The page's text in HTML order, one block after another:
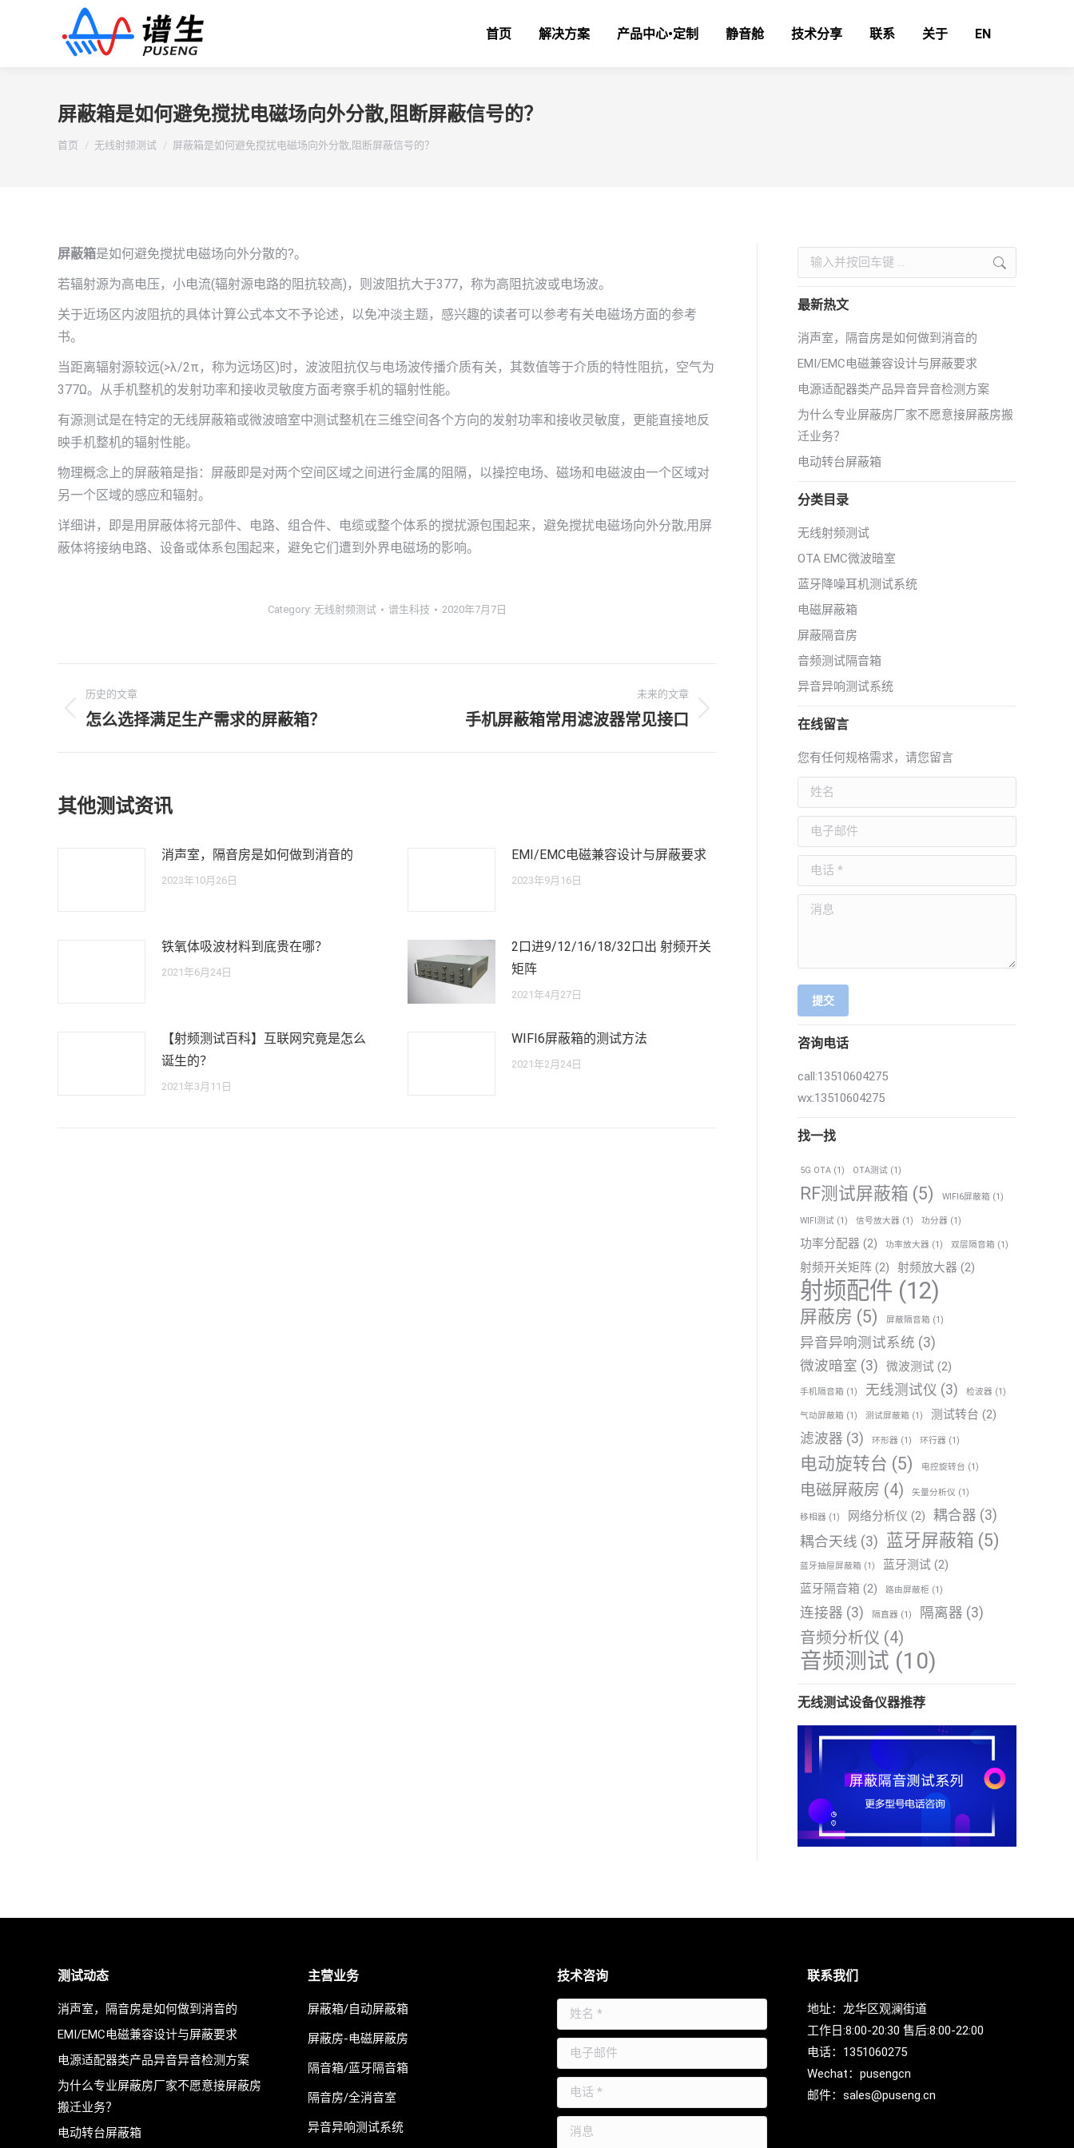
首页 解决方案 产品中心•定制 静音舱 技术分享 联系 关于 EN
屏蔽箱是如何避免搅扰电磁场向外分散,阻断屏蔽信号的？
您在这里：
首页 无线射频测试 屏蔽箱是如何避免搅扰电磁场向外分散,阻断屏蔽信号的？
屏蔽箱是如何避免搅扰电磁场向外分散的?。
若辐射源为高电压，小电流(辐射源电路的阻抗较高)，则波阻抗大于377，称为高阻抗波或电场波。
关于近场区内波阻抗的具体计算公式本文不予论述，以免冲淡主题，感兴趣的读者可以参考有关电磁场方面的参考
书。
当距离辐射源较远(>λ/2π，称为远场区)时，波波阻抗仅与电场波传播介质有关，其数值等于介质的特性阻抗，空气为
377Ω。从手机整机的发射功率和接收灵敏度方面考察手机的辐射性能。
有源测试是在特定的无线屏蔽箱或微波暗室中测试整机在三维空间各个方向的发射功率和接收灵敏度，更能直接地反
映手机整机的辐射性能。
物理概念上的屏蔽箱是指：屏蔽即是对两个空间区域之间进行金属的阻隔，以操控电场、磁场和电磁波由一个区域对
另一个区域的感应和辐射。
详细讲，即是用屏蔽体将元部件、电路、组合件、电缆或整个体系的搅扰源包围起来，避免搅扰电磁场向外分散;用屏
蔽体将接纳电路、设备或体系包围起来，避免它们遭到外界电磁场的影响。
Category: 无线射频测试 谱生科技 2020年7月7日
章
航
历史的文章
历
章：
怎么选择满足生产需求的屏蔽箱？
未来的文章
手机屏蔽箱常用滤波器常见接口
其他测试资讯
消声室，隔音房是如何做到消音的
2023年10月26日
EMI/EMC电磁兼容设计与屏蔽要求
2023年9月16日
铁氧体吸波材料到底贵在哪？
2021年6月24日
2口进9/12/16/18/32口出 射频开关
矩阵
2021年4月27日
【射频测试百科】互联网究竟是怎么
诞生的？
2021年3月11日
WIFI6屏蔽箱的测试方法
2021年2月24日
Search:
最新热文
消声室，隔音房是如何做到消音的
EMI/EMC电磁兼容设计与屏蔽要求
电源适配器类产品异音异音检测方案
为什么专业屏蔽房厂家不愿意接屏蔽房搬
迁业务？
电动转台屏蔽箱
分类目录
无线射频测试
OTA EMC微波暗室
蓝牙降噪耳机测试系统
电磁屏蔽箱
屏蔽隔音房
音频测试隔音箱
异音异响测试系统
在线留言
您有任何规格需求，请您留言
姓名
电子邮件
电话 *
消息
提交
咨询电话
call:13510604275
wx:13510604275
找一找
5G OTA (1) OTA测试 (1)
RF测试屏蔽箱 (5) WIFI6屏蔽箱 (1)
WIFI测试 (1) 信号放大器 (1) 功分器 (1)
功率分配器 (2) 功率放大器 (1) 双层隔音箱 (1)
射频开关矩阵 (2) 射频放大器 (2)
射频配件 (12)
屏蔽房 (5) 屏蔽隔音箱 (1)
异音异响测试系统 (3)
微波暗室 (3) 微波测试 (2)
手机隔音箱 (1) 无线测试仪 (3) 检波器 (1)
气动屏蔽箱 (1) 测试屏蔽箱 (1) 测试转台 (2)
滤波器 (3) 环形器 (1) 环行器 (1)
电动旋转台 (5) 电控旋转台 (1)
电磁屏蔽房 (4) 矢量分析仪 (1)
移相器 (1) 网络分析仪 (2) 耦合器 (3)
耦合天线 (3) 蓝牙屏蔽箱 (5)
蓝牙抽屉屏蔽箱 (1) 蓝牙测试 (2)
蓝牙隔音箱 (2) 路由屏蔽柜 (1)
连接器 (3) 隔直器 (1) 隔离器 (3)
音频分析仪 (4)
音频测试 (10)
无线测试设备仪器推荐
测试动态
消声室，隔音房是如何做到消音的
EMI/EMC电磁兼容设计与屏蔽要求
电源适配器类产品异音异音检测方案
为什么专业屏蔽房厂家不愿意接屏蔽房
搬迁业务？
电动转台屏蔽箱
主营业务
屏蔽箱/自动屏蔽箱
屏蔽房-电磁屏蔽房
隔音箱/蓝牙隔音箱
隔音房/全消音室
异音异响测试系统
技术咨询
姓名 *
电子邮件
电话 *
消息
联系我们
地址：龙华区观澜街道
工作日:8:00-20:30 售后:8:00-22:00
电话： 1351060275
Wechat： pusengcn
邮件： sales@puseng.cn